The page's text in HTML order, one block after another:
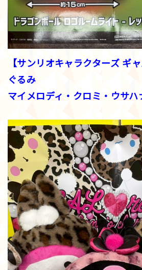
【サンリオキャラクターズ ギ
ぐるみ
マイメロディ・クロミ・ウサハ